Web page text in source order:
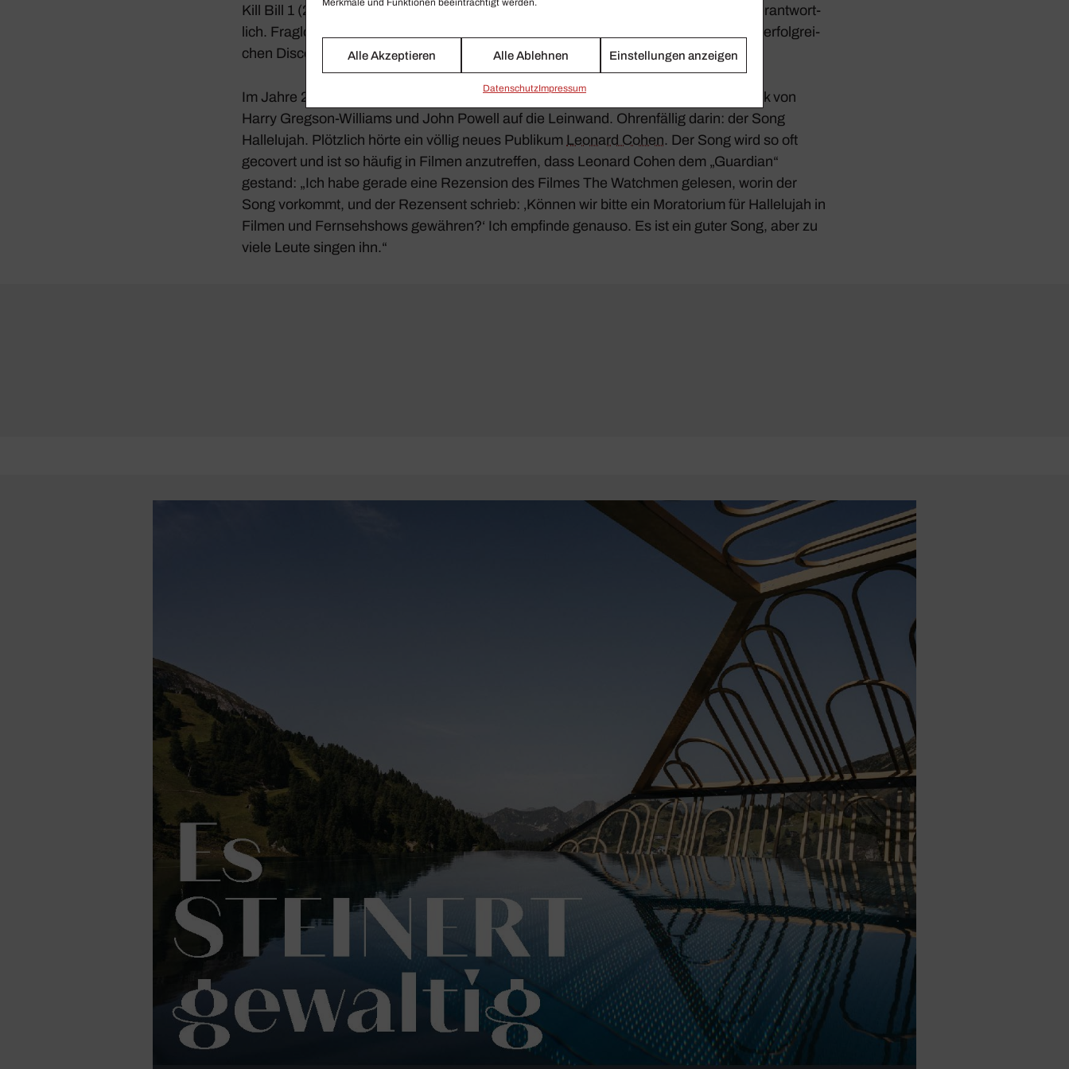
Merkmale und Funktionen beeinträchtigt werden.
Alle Akzeptieren Alle Ablehnen Einstellungen anzeigen
Daten­schutzImpressum
Kill Bill 1 (2003) zeichnet der Rapper RZA vom Wu-Tang Clan für den Sound­track verant­wort­
lich. Fraglos promi­nent aber ist in diesem Film
in der erfolg­rei­
chen Disco-Version aus dem Jahre 1977 von Santa Esme­ralda.
Im Jahre 2001 kam aus den Dream­Work-Produk­ti­ons­stätten
mit der Film­musik von
Harry Gregson-Williams und John Powell auf die Lein­wand. Ohren­fällig darin: der Song
Halle­lujah. Plötz­lich hörte ein völlig neues Publikum Leonard Cohen. Der Song wird so oft
geco­vert und ist so häufig in Filmen anzu­treffen, dass Leonard Cohen dem „Guar­dian“
gestand: „Ich habe gerade eine Rezen­sion des Filmes The Watchmen gelesen, worin der
Song vorkommt, und der Rezen­sent schrieb: ‚Können wir bitte ein Mora­to­rium für Halle­lujah in
Filmen und Fern­seh­shows gewähren?‘ Ich empfinde genauso. Es ist ein guter Song, aber zu
viele Leute singen ihn.“